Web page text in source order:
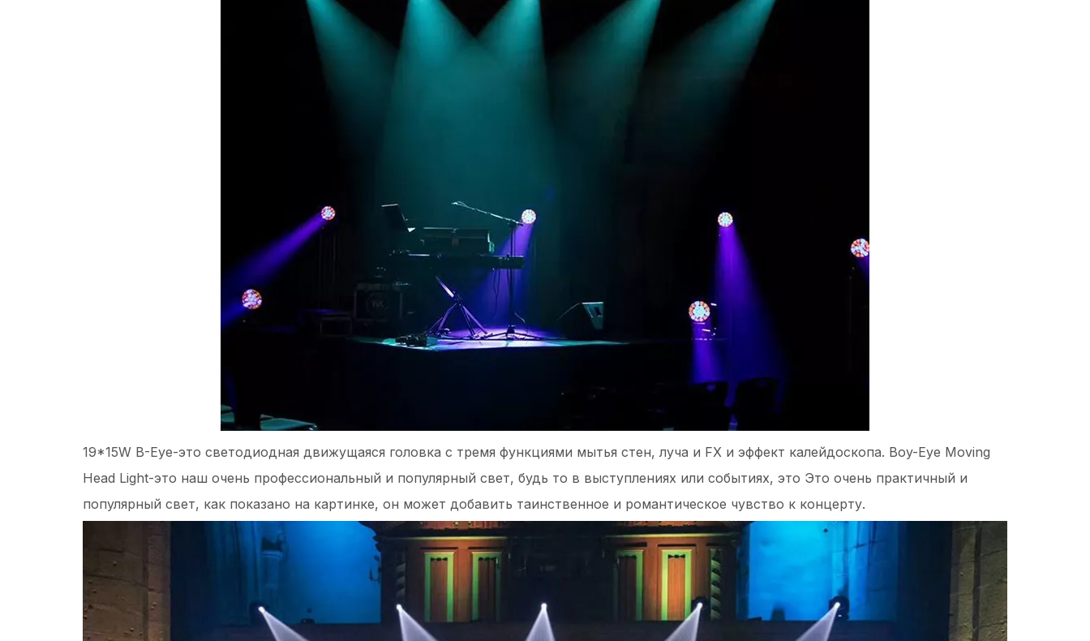
19*15W B-Eye-это светодиодная движущаяся головка с тремя функциями мытья стен, луча и FX и эффект калейдоскопа. Boy-Eye Moving
Head Light-это наш очень профессиональный и популярный свет, будь то в выступлениях или событиях, это Это очень практичный и
популярный свет, как показано на картинке, он может добавить таинственное и романтическое чувство к концерту.